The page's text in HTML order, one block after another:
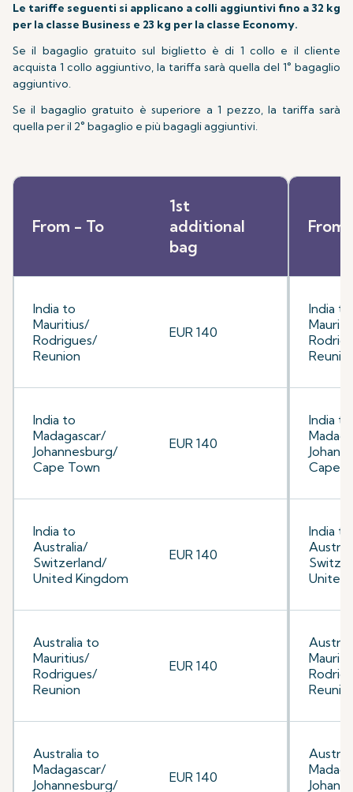
Le tariffe seguenti si applicano a colli aggiuntivi fino a 32 kg
per la classe Business e 23 kg per la classe Economy.
Se il bagaglio gratuito sul biglietto è di 1 collo e il cliente
acquista 1 collo aggiuntivo, la tariffa sarà quella del 1° bagaglio
aggiuntivo.
Se il bagaglio gratuito è superiore a 1 pezzo, la tariffa sarà
quella per il 2° bagaglio e più bagagli aggiuntivi.
From - To
1st
additional
bag
India to
Mauritius/
Rodrigues/
Reunion
EUR 140
India to
Madagascar/
Johannesburg/
Cape Town
EUR 140
India to
Australia/
Switzerland/
United Kingdom
EUR 140
Australia to
Mauritius/
Rodrigues/
Reunion
EUR 140
Australia to
Madagascar/
Johannesburg/
EUR 140
From
India to
India to
Cape
India to
United